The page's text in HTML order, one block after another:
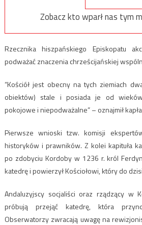
Zobacz kto wparł nas tym
Rzecznika hiszpańskiego Episkopatu
podważać znaczenia chrześcijańskiej
“Kościół jest obecny na tych ziemiach
obiektów) stale i posiada je od
pokojowe i niepodważalne” – oznajmił
Pierwsze wnioski tzw. komisji
historyków i prawników. Z kolei kapituła
po zdobyciu Kordoby w 1236 r. król
katedrę i powierzył Kościołowi, który do
Andaluzyjscy socjaliści oraz rządzący w
próbują przejąć katedrę, która
Obserwatorzy zwracają uwagę na